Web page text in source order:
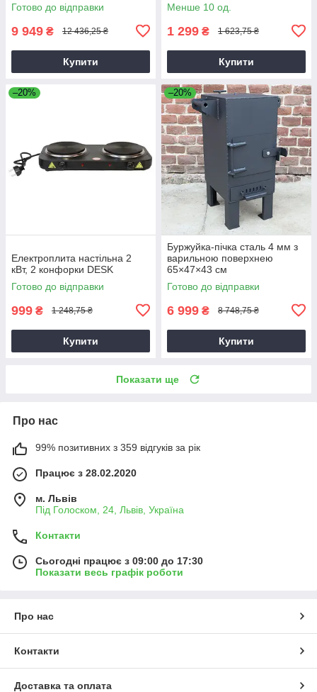
Готово до відправки
9 949 ₴ 12 436,25 ₴
Купити
Менше 10 од.
1 299 ₴ 1 623,75 ₴
Купити
–20%
Електроплита настільна 2
кВт, 2 конфорки DESK
Готово до відправки
999 ₴ 1 248,75 ₴
Купити
–20%
Буржуйка-пічка сталь 4 мм з
варильною поверхнею
65×47×43 см
Готово до відправки
6 999 ₴ 8 748,75 ₴
Купити
Показати ще
Про нас
99% позитивних з 359 відгуків за рік
Працює з 28.02.2020
м. Львів
Під Голоском, 24, Львів, Україна
Контакти
Сьогодні працює з 09:00 до 17:30
Показати весь графік роботи
Про нас
Контакти
Доставка та оплата